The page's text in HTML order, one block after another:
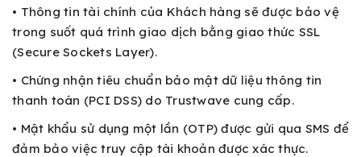
• Thông tin tài chính của Khách hàng sẽ được bảo vệ
trong suốt quá trình giao dịch bằng giao thức SSL
(Secure Sockets Layer).
• Chứng nhận tiêu chuẩn bảo mật dữ liệu thông tin
thanh toán (PCI DSS) do Trustwave cung cấp.
• Mật khẩu sử dụng một lần (OTP) được gửi qua SMS để
đảm bảo việc truy cập tài khoản được xác thực.